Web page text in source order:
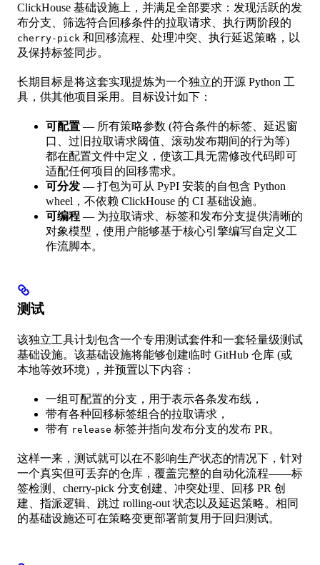
ClickHouse 基础设施上，并满足全部要求：发现活跃的发
布分支、筛选符合回移条件的拉取请求、执行两阶段的
cherry-pick 和回移流程、处理冲突、执行延迟策略，以
及保持标签同步。
长期目标是将这套实现提炼为一个独立的开源 Python 工
具，供其他项目采用。目标设计如下：
可配置 — 所有策略参数 (符合条件的标签、延迟窗
口、过旧拉取请求阈值、滚动发布期间的行为等)
都在配置文件中定义，使该工具无需修改代码即可
适配任何项目的回移需求。
可分发 — 打包为可从 PyPI 安装的自包含 Python
wheel，不依赖 ClickHouse 的 CI 基础设施。
可编程 — 为拉取请求、标签和发布分支提供清晰的
对象模型，使用户能够基于核心引擎编写自定义工
作流脚本。
测试
该独立工具计划包含一个专用测试套件和一套轻量级测试
基础设施。该基础设施将能够创建临时 GitHub 仓库 (或
本地等效环境) ，并预置以下内容：
一组可配置的分支，用于表示各条发布线，
带有各种回移标签组合的拉取请求，
带有 release 标签并指向发布分支的发布 PR。
这样一来，测试就可以在不影响生产状态的情况下，针对
一个真实但可丢弃的仓库，覆盖完整的自动化流程——标
签检测、cherry-pick 分支创建、冲突处理、回移 PR 创
建、指派逻辑、跳过 rolling-out 状态以及延迟策略。相同
的基础设施还可在策略变更部署前复用于回归测试。